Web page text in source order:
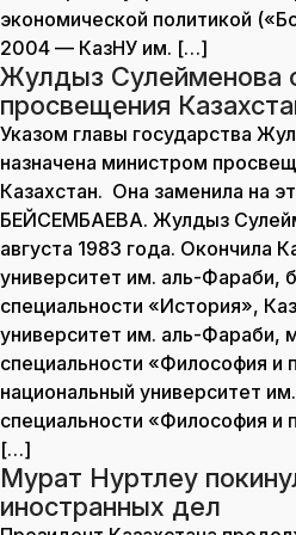
экономической политикой
2004 — КазНУ им. […]
Жулдыз Сулейменова
просвещения
Указом главы государства
назначена министром
Казахстан. Она заменила на
БЕЙСЕМБАЕВА. Жулдыз
августа 1983 года. Окончила
университет им. аль-Фараби,
специальности «История»,
университет им. аль-Фараби,
специальности «Философия и
национальный университет
специальности «Философия и
[…]
Мурат Нуртлеу
иностранных дел